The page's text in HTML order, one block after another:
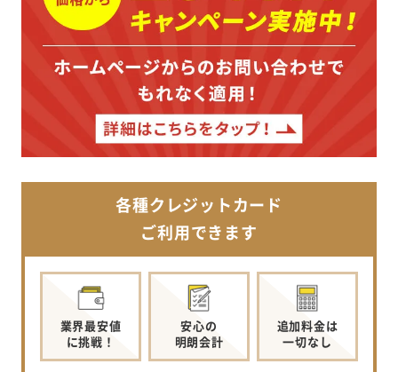
各種クレジットカード
ご利用できます
業界最安値
に挑戦！
安心の
明朗会計
追加料金は
一切なし